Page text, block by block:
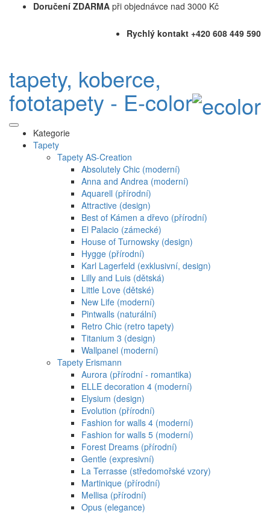
Doručení ZDARMA při objednávce nad 3000 Kč
Rychlý kontakt +420 608 449 590
tapety, koberce,
fototapety - E-color
Kategorie
Tapety
Tapety AS-Creation
Absolutely Chic (moderní)
Anna and Andrea (moderní)
Aquarell (přírodní)
Attractive (design)
Best of Kámen a dřevo (přírodní)
El Palacio (zámecké)
House of Turnowsky (design)
Hygge (přírodní)
Karl Lagerfeld (exklusivní, design)
Lilly and Luis (dětská)
Little Love (dětské)
New Life (moderní)
Pintwalls (naturální)
Retro Chic (retro tapety)
Titanium 3 (design)
Wallpanel (moderní)
Tapety Erismann
Aurora (přírodní - romantika)
ELLE decoration 4 (moderní)
Elysium (design)
Evolution (přírodní)
Fashion for walls 4 (moderní)
Fashion for walls 5 (moderní)
Forest Dreams (přírodní)
Gentle (expresivní)
La Terrasse (středomořské vzory)
Martinique (přírodní)
Mellisa (přírodní)
Opus (elegance)